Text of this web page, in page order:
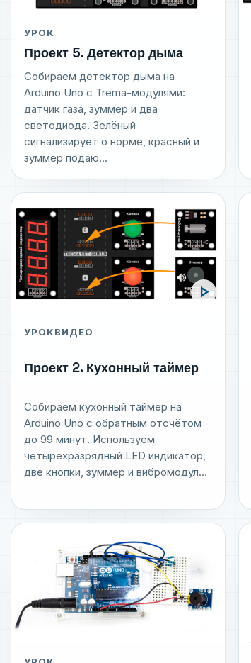
УРОК
Проект 5. Детектор дыма
Собираем детектор дыма на
Arduino Uno с Trema-модулями:
датчик газа, зуммер и два
светодиода. Зелёный
сигнализирует о норме, красный и
зуммер подаю...
play_arrow
УРОКВИДЕО
Проект 2. Кухонный таймер
Собираем кухонный таймер на
Arduino Uno с обратным отсчётом
до 99 минут. Используем
четырёхразрядный LED индикатор,
две кнопки, зуммер и вибромодул...